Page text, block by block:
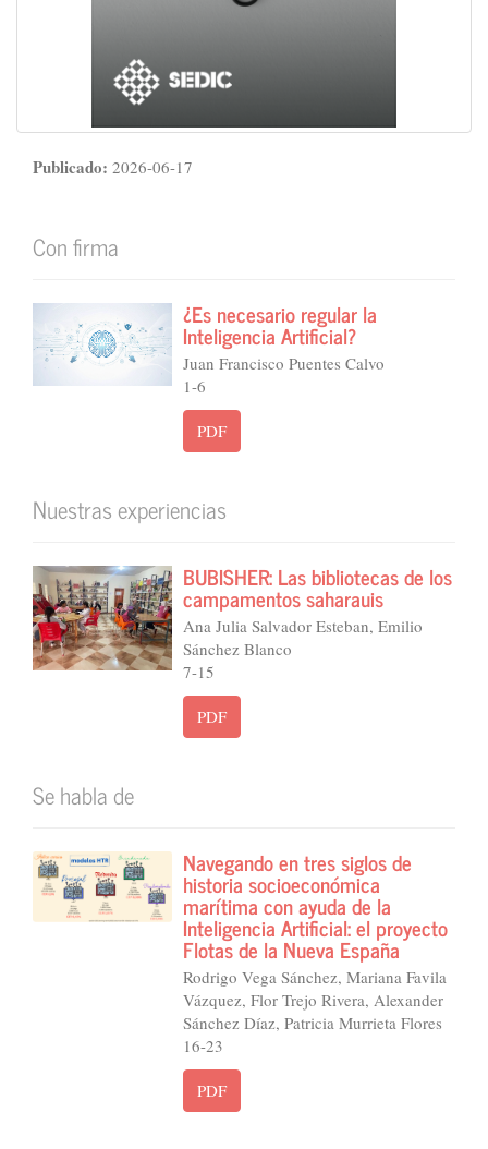
Publicado: 2026-06-17
Con firma
¿Es necesario regular la
Inteligencia Artificial?
Juan Francisco Puentes Calvo
1-6
PDF
Nuestras experiencias
BUBISHER: Las bibliotecas de los
campamentos saharauis
Ana Julia Salvador Esteban, Emilio
Sánchez Blanco
7-15
PDF
Se habla de
Navegando en tres siglos de
historia socioeconómica
marítima con ayuda de la
Inteligencia Artificial: el proyecto
Flotas de la Nueva España
Rodrigo Vega Sánchez, Mariana Favila
Vázquez, Flor Trejo Rivera, Alexander
Sánchez Díaz, Patricia Murrieta Flores
16-23
PDF